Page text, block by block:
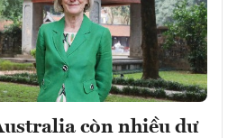
còn nhiều dư